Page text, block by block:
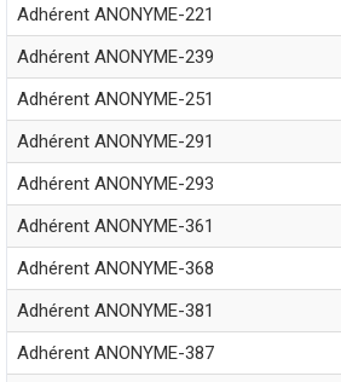
Adhérent ANONYME-221
Adhérent ANONYME-239
Adhérent ANONYME-251
Adhérent ANONYME-291
Adhérent ANONYME-293
Adhérent ANONYME-361
Adhérent ANONYME-368
Adhérent ANONYME-381
Adhérent ANONYME-387